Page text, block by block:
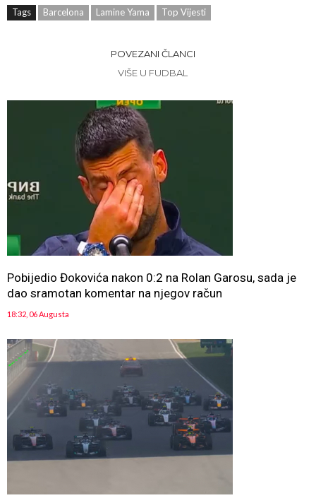
Tags Barcelona Lamine Yama Top Vijesti
POVEZANI ČLANCI
VIŠE U FUDBAL
Pobijedio Đokovića nakon 0:2 na Rolan Garosu, sada je
dao sramotan komentar na njegov račun
18:32, 06 Augusta